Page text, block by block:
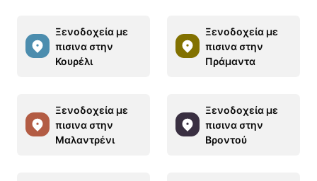
Ξενοδοχεία με
πισινα στην
Κουρέλι
Ξενοδοχεία με
πισινα στην
Πράμαντα
Ξενοδοχεία με
πισινα στην
Μαλαντρένι
Ξενοδοχεία με
πισινα στην
Βροντού